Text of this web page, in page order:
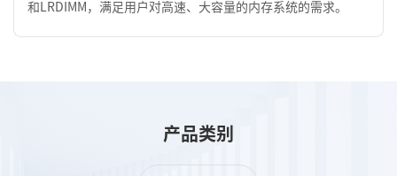
和LRDIMM，满足用户对高速、大容量的内存系统的需求。
产品类别